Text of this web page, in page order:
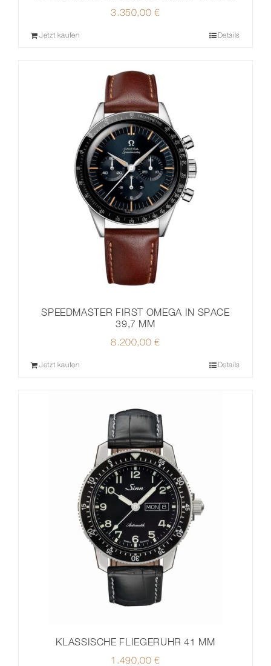
3.350,00€
Jetzt kaufen Details
SPEEDMASTER FIRST OMEGA IN SPACE
39,7 MM
8.200,00€
Jetzt kaufen Details
KLASSISCHE FLIEGERUHR 41 MM
1.490,00€